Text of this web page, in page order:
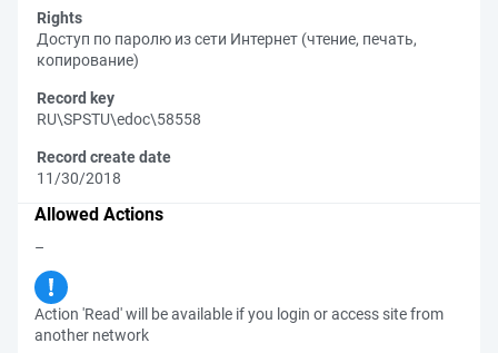
Rights
Доступ по паролю из сети Интернет (чтение, печать,
копирование)
Record key
RU\SPSTU\edoc\58558
Record create date
11/30/2018
Allowed Actions
–
Action 'Read' will be available if you login or access site from
another network